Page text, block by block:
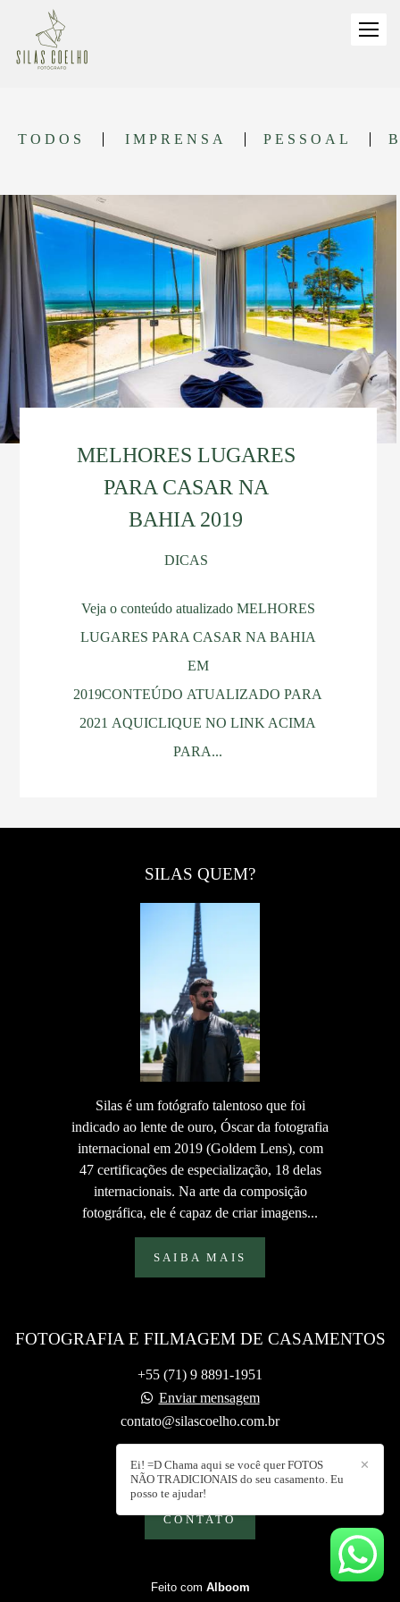
TODOS IMPRENSA PESSOAL
MELHORES LUGARES
PARA CASAR NA
BAHIA 2019
DICAS
Veja o conteúdo atualizado MELHORES
LUGARES PARA CASAR NA BAHIA
EM
2019CONTEÚDO ATUALIZADO PARA
2021 AQUICLIQUE NO LINK ACIMA
PARA...
SILAS QUEM?
Silas é um fotógrafo talentoso que foi
indicado ao lente de ouro, Óscar da fotografia
internacional em 2019 (Goldem Lens), com
47 certificações de especialização, 18 delas
internacionais. Na arte da composição
fotográfica, ele é capaz de criar imagens...
SAIBA MAIS
FOTOGRAFIA E FILMAGEM DE CASAMENTOS
+55 (71) 9 8891-1951
Enviar mensagem
contato@silascoelho.com.br
CONTATO
✕
Ei! =D Chama aqui se você quer FOTOS
NÃO TRADICIONAIS do seu casamento. Eu
posso te ajudar!
Feito com Alboom